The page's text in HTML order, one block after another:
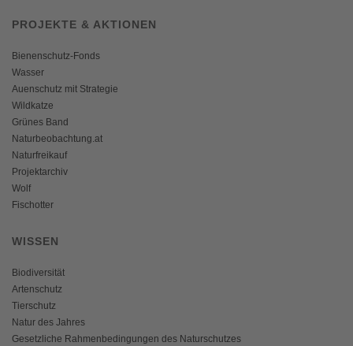
PROJEKTE & AKTIONEN
Bienenschutz-Fonds
Wasser
Auenschutz mit Strategie
Wildkatze
Grünes Band
Naturbeobachtung.at
Naturfreikauf
Projektarchiv
Wolf
Fischotter
WISSEN
Biodiversität
Artenschutz
Tierschutz
Natur des Jahres
Gesetzliche Rahmenbedingungen des Naturschutzes